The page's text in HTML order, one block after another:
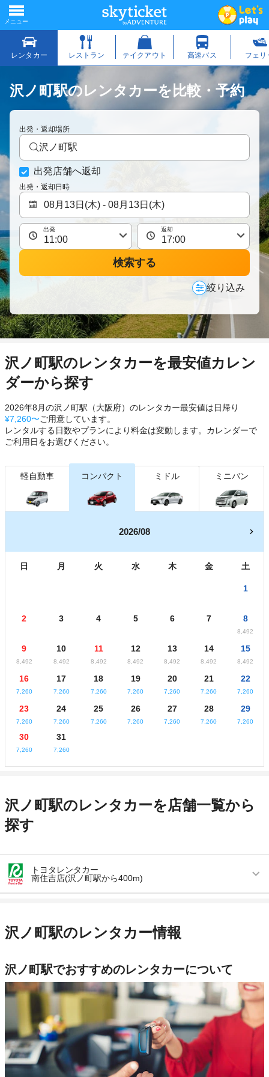
沢ノ町駅のレンタカーを比較・予約
出発・返却場所
沢ノ町駅
出発店舗へ返却
出発・返却日時
出発 返却
検索する
絞り込み
沢ノ町駅のレンタカーを最安値カレン
ダーから探す
2026年8月の沢ノ町駅（大阪府）のレンタカー最安値は日帰り
¥7,260〜ご用意しています。
レンタルする日数やプランにより料金は変動します。カレンダーで
ご利用日をお選びください。
軽自動車 コンパクト ミドル ミニバン
2026/08
日 月 火 水 木 金 土
1
2 3 4 5 6 7 8
8,492
9
8,492
10
8,492
11
8,492
12
8,492
13
8,492
14
8,492
15
8,492
16
7,260
17
7,260
18
7,260
19
7,260
20
7,260
21
7,260
22
7,260
23
7,260
24
7,260
25
7,260
26
7,260
27
7,260
28
7,260
29
7,260
30
7,260
31
7,260
沢ノ町駅のレンタカーを店舗一覧から
探す
トヨタレンタカー
南住吉店(沢ノ町駅から400m)
アクセス 沢ノ町駅より徒歩で約6分（送迎なし）
店舗詳細 店舗詳細ページはこちら
この店舗でレンタカーを探す
沢ノ町駅のレンタカー情報
沢ノ町駅でおすすめのレンタカーについて